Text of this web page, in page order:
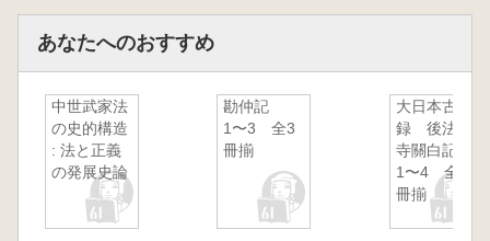
あなたへのおすすめ
中世武家法
の史的構造
: 法と正義
の発展史論
勘仲記
1〜3 全3
冊揃
大日本古記
録 後法成
寺關白記
1〜4 全4
冊揃